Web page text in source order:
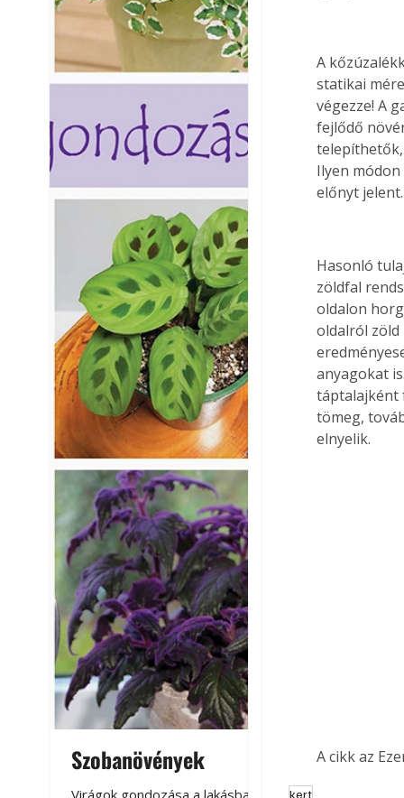
Szobanövények
Virágoskert:
teraszon,
A
statikai
végezze! A
fejlődő
Ilyen
előnyt jelent.
Hasonló
zöldfal
oldalon
oldalról
anyagokat
táptalajként
tömeg,
elnyelik.
A cikk az
kert